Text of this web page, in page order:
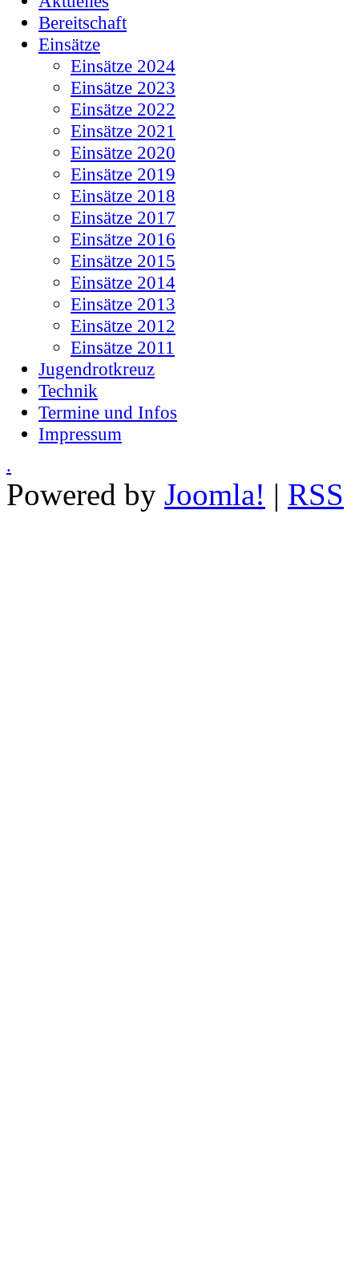
Bereitschaft
Einsätze
Einsätze 2024
Einsätze 2023
Einsätze 2022
Einsätze 2021
Einsätze 2020
Einsätze 2019
Einsätze 2018
Einsätze 2017
Einsätze 2016
Einsätze 2015
Einsätze 2014
Einsätze 2013
Einsätze 2012
Einsätze 2011
Jugendrotkreuz
Technik
Termine und Infos
Impressum
.
Powered by Joomla! | RSS